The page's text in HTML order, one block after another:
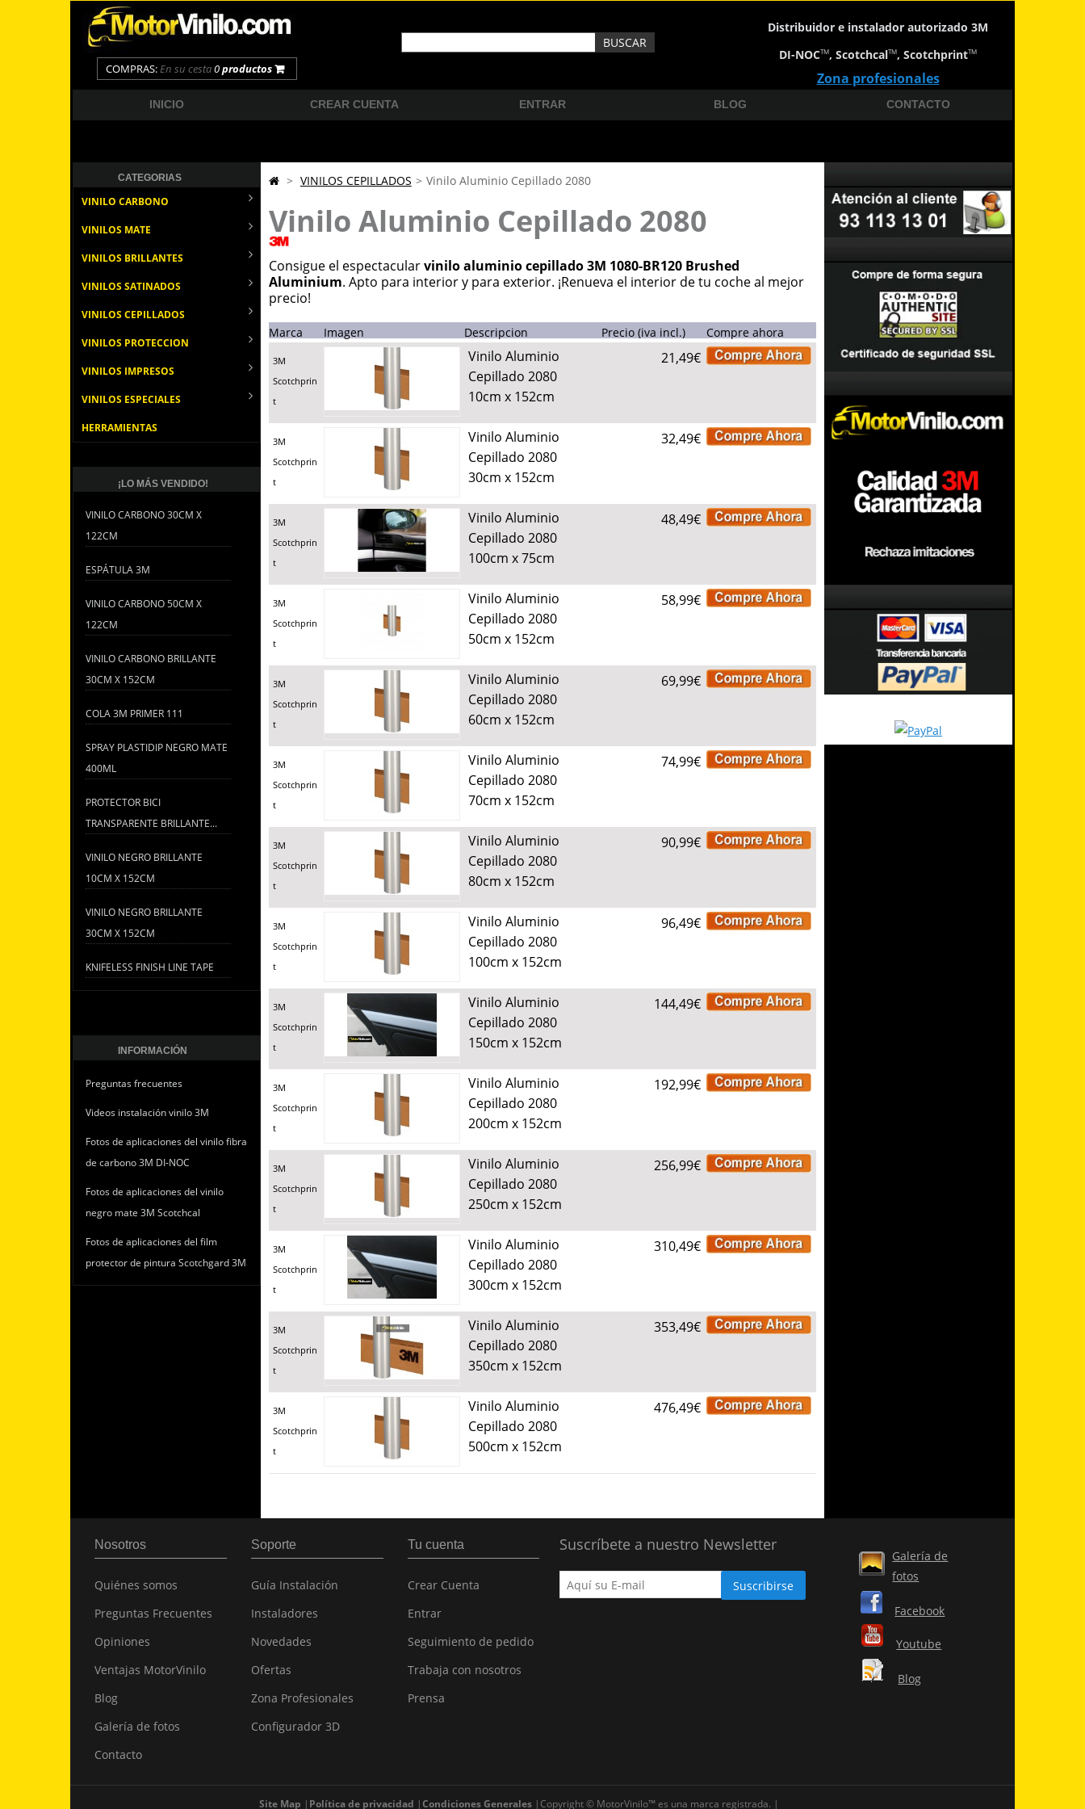
Distribuidor e instalador autorizado 3M
DI-NOCTM, ScotchcalTM, ScotchprintTM
Zona profesionales
COMPRAS:En su cesta0productos
INICIO CREAR CUENTA ENTRAR BLOG CONTACTO
CATEGORIAS
VINILO CARBONO
VINILOS MATE
VINILOS BRILLANTES
VINILOS SATINADOS
VINILOS CEPILLADOS
VINILOS PROTECCION
VINILOS IMPRESOS
VINILOS ESPECIALES
HERRAMIENTAS
¡LO MÁS VENDIDO!
VINILO CARBONO 30CM X
122CM
ESPÁTULA 3M
VINILO CARBONO 50CM X
122CM
VINILO CARBONO BRILLANTE
30CM X 152CM
COLA 3M PRIMER 111
SPRAY PLASTIDIP NEGRO MATE
400ML
PROTECTOR BICI
TRANSPARENTE BRILLANTE...
VINILO NEGRO BRILLANTE
10CM X 152CM
VINILO NEGRO BRILLANTE
30CM X 152CM
KNIFELESS FINISH LINE TAPE
INFORMACIÓN
Preguntas frecuentes
Videos instalación vinilo 3M
Fotos de aplicaciones del vinilo fibra
de carbono 3M DI-NOC
Fotos de aplicaciones del vinilo
negro mate 3M Scotchcal
Fotos de aplicaciones del film
protector de pintura Scotchgard 3M
> VINILOS CEPILLADOS > Vinilo Aluminio Cepillado 2080
Vinilo Aluminio Cepillado 2080
Consigue el espectacularvinilo aluminio cepillado 3M 1080-BR120 Brushed
Aluminium. Apto para interior y para exterior. ¡Renueva el interior de tu coche al mejor
precio!
Marca Imagen Descripcion Precio (iva incl.) Compre ahora
3M
Scotchprin
t
Vinilo Aluminio
Cepillado 2080
10cm x 152cm
21,49€
3M
Scotchprin
t
Vinilo Aluminio
Cepillado 2080
30cm x 152cm
32,49€
3M
Scotchprin
t
Vinilo Aluminio
Cepillado 2080
100cm x 75cm
48,49€
3M
Scotchprin
t
Vinilo Aluminio
Cepillado 2080
50cm x 152cm
58,99€
3M
Scotchprin
t
Vinilo Aluminio
Cepillado 2080
60cm x 152cm
69,99€
3M
Scotchprin
t
Vinilo Aluminio
Cepillado 2080
70cm x 152cm
74,99€
3M
Scotchprin
t
Vinilo Aluminio
Cepillado 2080
80cm x 152cm
90,99€
3M
Scotchprin
t
Vinilo Aluminio
Cepillado 2080
100cm x 152cm
96,49€
3M
Scotchprin
t
Vinilo Aluminio
Cepillado 2080
150cm x 152cm
144,49€
3M
Scotchprin
t
Vinilo Aluminio
Cepillado 2080
200cm x 152cm
192,99€
3M
Scotchprin
t
Vinilo Aluminio
Cepillado 2080
250cm x 152cm
256,99€
3M
Scotchprin
t
Vinilo Aluminio
Cepillado 2080
300cm x 152cm
310,49€
3M
Scotchprin
t
Vinilo Aluminio
Cepillado 2080
350cm x 152cm
353,49€
3M
Scotchprin
t
Vinilo Aluminio
Cepillado 2080
500cm x 152cm
476,49€
Nosotros
Quiénes somos
Preguntas Frecuentes
Opiniones
Ventajas MotorVinilo
Blog
Galería de fotos
Contacto
Soporte
Guía Instalación
Instaladores
Novedades
Ofertas
Zona Profesionales
Configurador 3D
Tu cuenta
Crear Cuenta
Entrar
Seguimiento de pedido
Trabaja con nosotros
Prensa
Suscríbete a nuestro Newsletter
Galería de
fotos
Facebook
Youtube
Blog
Site Map Política de privacidad Condiciones Generales Copyright © MotorVinilo™ es una marca registrada.